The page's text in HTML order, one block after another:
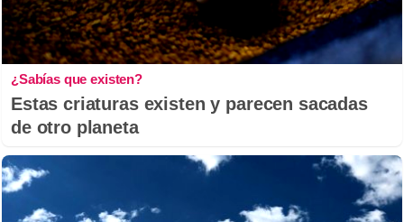
¿Sabías que existen?
Estas criaturas existen y parecen sacadas
de otro planeta